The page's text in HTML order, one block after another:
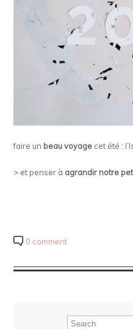
faire un beau voyage cet été :
> et penser à agrandir notre
0 comment